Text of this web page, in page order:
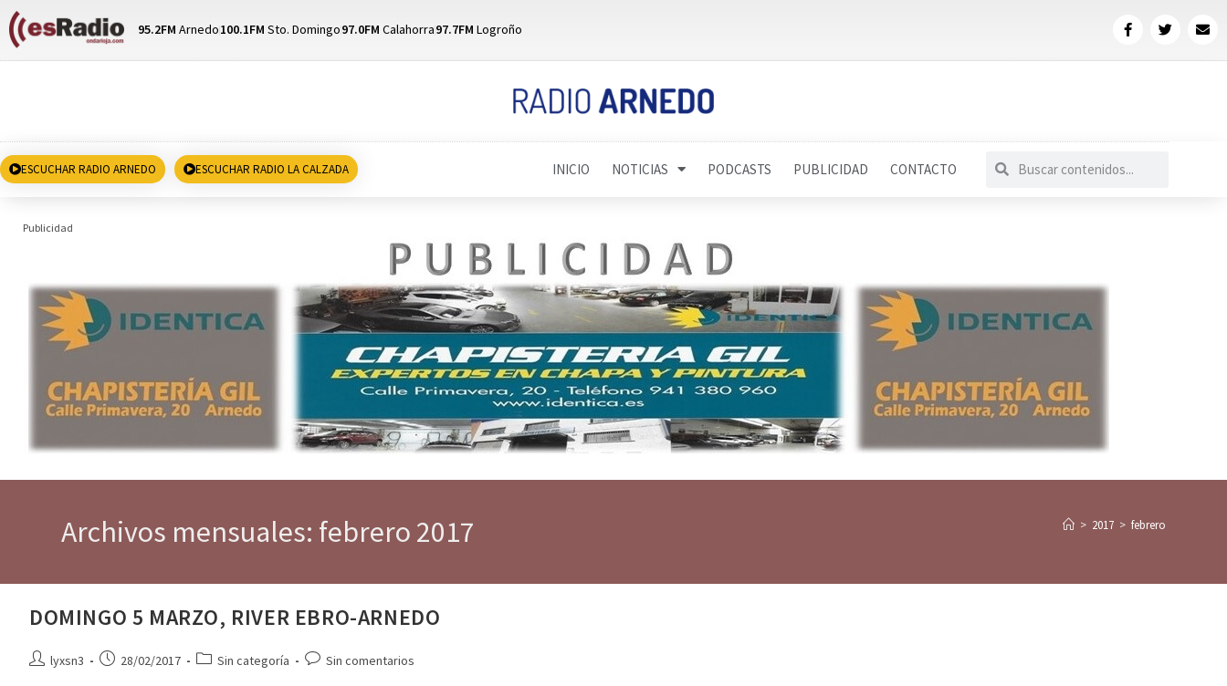
95.2FM Arnedo100.1FM Sto. Domingo97.0FM Calahorra97.7FM Logroño
ESCUCHAR RADIO ARNEDO ESCUCHAR RADIO LA CALZADA INICIO NOTICIAS PODCASTS PUBLICIDAD CONTACTO
Publicidad
Archivos mensuales: febrero 2017 > 2017 > febrero
DOMINGO 5 MARZO, RIVER EBRO-ARNEDO
lyxsn3 28/02/2017 Sin categoría Sin comentarios